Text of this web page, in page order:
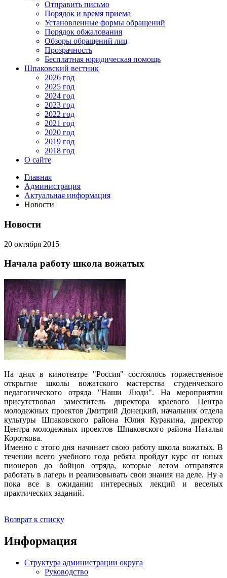
Отправить письмо
Порядок и время приема
Установленные формы обращений
Порядок обжалования
Обзоры обращений лиц
Прозрачность
Бесплатная юридическая помощь
Шпаковский вестник
2026 год
2025 год
2024 год
2023 год
2022 год
2021 год
2020 год
2019 год
2018 год
О сайте
Главная
Администрация
Актуальная информация
Новости
Новости
20 октября 2015
Начала работу школа вожатых
На днях в кинотеатре "Россия" состоялось торжественное
открытие школы вожатского мастерства студенческого
педагогического отряда "Наши Люди". На мероприятии
присутствовал заместитель директора краевого Центра
молодежных проектов Дмитрий Донецкий, начальник отдела
культуры Шпаковского района Юлия Куракина, директор
Центра молодежных проектов Шпаковского района Наталья
Короткова.
Именно с этого дня начинает свою работу школа вожатых. В
течении всего учебного года ребята пройдут курс от юных
пионеров до бойцов отряда, которые летом отправятся
работать в лагерь и реализовывать свои знания на деле. Ну а
пока все в ожидании интересных лекций и веселых
практических заданий.
Возврат к списку
Информация
Структура администрации округа
Руководство